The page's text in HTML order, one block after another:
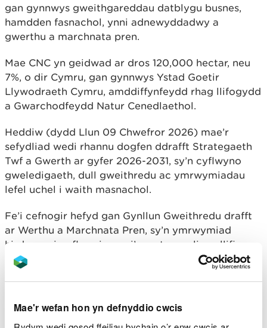
Mae'r wefan hon yn defnyddio cwcis
gan gynnwys gweithgareddau datblygu busnes,
hamdden fasnachol, ynni adnewyddadwy a
gwerthu a marchnata pren.
Mae CNC yn geidwad ar dros 120,000 hectar, neu
7%, o dir Cymru, gan gynnwys Ystad Goetir
Llywodraeth Cymru, amddiffynfeydd rhag llifogydd
a Gwarchodfeydd Natur Cenedlaethol.
Heddiw (dydd Llun 09 Chwefror 2026) mae’r
sefydliad wedi rhannu dogfen ddrafft Strategaeth
Twf a Gwerth ar gyfer 2026-2031, sy’n cyflwyno
gweledigaeth, dull gweithredu ac ymrwymiadau
lefel uchel i waith masnachol.
Fe’i cefnogir hefyd gan Gynllun Gweithredu drafft
ar Werthu a Marchnata Pren, sy’n ymrwymiad
hirdymor i gyflenwi pren i’r sector melinau llifio a
phrosesu pren yng Nghymru.
Y nod yw tyfu a sicrhau gwerth adnoddau i
Cyfoeth Naturiol Cymru fel bod natur yn gwella,